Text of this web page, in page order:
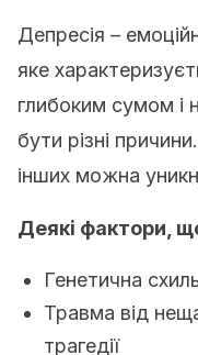
Депресія –
яке
глибоким сумом і
бути різні
інших можна
Деякі фактори,
Генетична
Травма від
трагедії